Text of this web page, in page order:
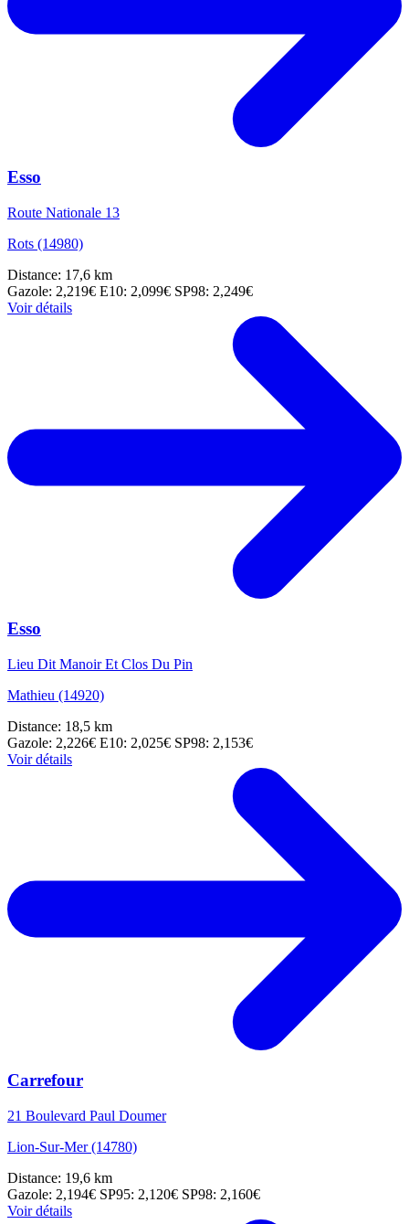
Esso
Route Nationale 13
Rots (14980)
Distance: 17,6 km
Gazole: 2,219€ E10: 2,099€ SP98: 2,249€
Voir détails
Esso
Lieu Dit Manoir Et Clos Du Pin
Mathieu (14920)
Distance: 18,5 km
Gazole: 2,226€ E10: 2,025€ SP98: 2,153€
Voir détails
Carrefour
21 Boulevard Paul Doumer
Lion-Sur-Mer (14780)
Distance: 19,6 km
Gazole: 2,194€ SP95: 2,120€ SP98: 2,160€
Voir détails